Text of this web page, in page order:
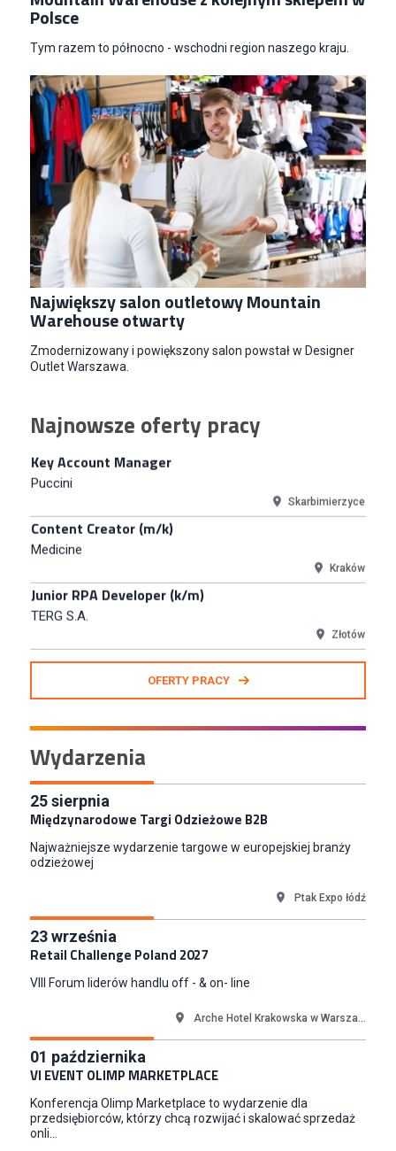
Polsce
Tym razem to północno - wschodni region naszego kraju.
Największy salon outletowy Mountain
Warehouse otwarty
Zmodernizowany i powiększony salon powstał w Designer
Outlet Warszawa.
Najnowsze oferty pracy
W.Kruk
Komorniki
Key Account Manager Meble
Empik
Warszawa
Młodszy Specjalista ds. Sprzedaży B2B (K/M/N)
Euro-net Sp. z o.o.
Warszawa
Key Account Manager
Puccini
Skarbimierzyce
Content Creator (m/k)
Medicine
TERG S.A.
Kupiec / Kupczyni Fashion
Smyk S.A.
Warszawa
Młodszy Specjalista ds. Contentu i Social Media
CCC S.A.
Polkowice
Specjalista ds. Rozwoju Systemów IT (km)
N2H Sp. z o.o.
Kraków
Zastępca Kierownika Salonu CH Riviera (m/k)
Specjalista/tka ds. Utrzymania Ruchu
W.Kruk
Key Account Manager Meble
Empik
Młodszy Specjalista ds. Sprzedaży B2B (K/M/N)
Warszawa
Key Account Manager
Puccini
Kraków
Junior RPA Developer (k/m)
TERG S.A.
OFERTY PRACY
Wydarzenia
25sierpnia
Międzynarodowe Targi Odzieżowe B2B
Najważniejsze wydarzenie targowe w europejskiej branży
odzieżowej
Ptak Expo łódź
23września
Retail Challenge Poland 2027
VIII Forum liderów handlu off - & on- line
Arche Hotel Krakowska w Warsza...
01 października
VI EVENT OLIMP MARKETPLACE
Konferencja Olimp Marketplace to wydarzenie dla
przedsiębiorców, którzy chcą rozwijać i skalować sprzedaż
onli...